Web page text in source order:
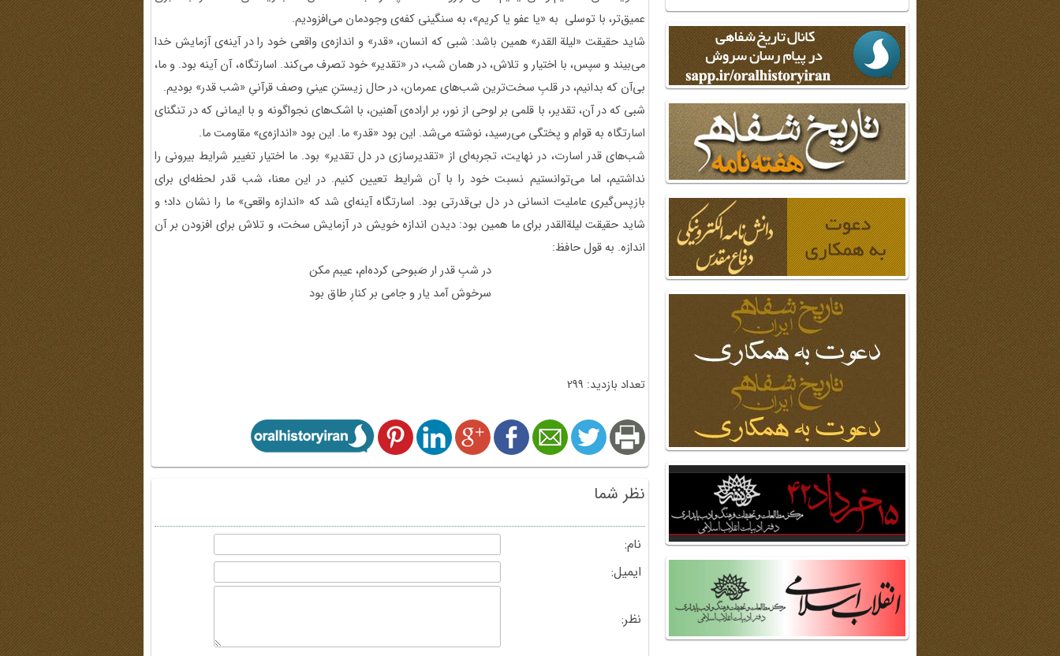
عمیق‌تر، با توسلی به «یا عفو یا کریم»، به سنگینی‌ کفه‌ی وجودمان می‌افزودیم.
شاید حقیقت «لیلة القدر» همین باشد: شبی که انسان، «قدر» و اندازه‌ی واقعی خود را در آینه‌ی آزمایش خدا
می‌بیند و سپس، با اختیار و تلاش، در همان شب، در «تقدیر» خود تصرف می‌کند. اسارتگاه، آن آینه بود. و ما،
بی‌آن که بدانیم، در قلبِ سخت‌ترین شب‌های عمرمان، در حال زیستنِ عینیِ وصف قرآنیِ «شب قدر» بودیم.
شبی که در آن، تقدیر، با قلمی بر لوحی از نور، بر اراده‌ی آهنین، با اشک‌های نجواگونه و با ایمانی که در تنگنای
اسارتگاه به قوام و پختگی می‌رسید، نوشته می‌شد. این بود «قدر» ما. این بود «اندازه‌ی» مقاومت ما.
شب‌های قدر اسارت، در نهایت، تجربه‌ای از «تقدیرسازی در دل تقدیر» بود. ما اختیار تغییر شرایط بیرونی را
نداشتیم، اما می‌توانستیم نسبت خود را با آن شرایط تعیین کنیم. در این معنا، شب قدر لحظه‌ای برای
بازپس‌گیری عاملیت انسانی در دل بی‌قدرتی بود. اسارتگاه آینه‌ای شد که «اندازه واقعی» ما را نشان داد؛ و
شاید حقیقت لیلةالقدر برای ما همین بود: دیدن اندازه خویش در آزمایش سخت، و تلاش برای افزودن بر آن
اندازه. به قول حافظ:
در شبِ قدر ار صَبوحی کرده‌ام، عیبم مکن
سرخوش آمد یار و جامی بر کنارِ طاق بود
تعداد بازدید: 299
نظر شما
نام:
ایمیل:
نظر: